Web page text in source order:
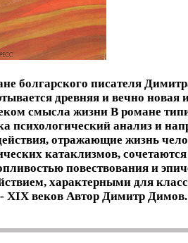
болгарского писателя
древняя и вечно новая
смысла жизни В романе
психологический анализ и
отражающие жизнь
катаклизмов,
повествования и
характерными для
XIX веков Автор Димитр Димов.